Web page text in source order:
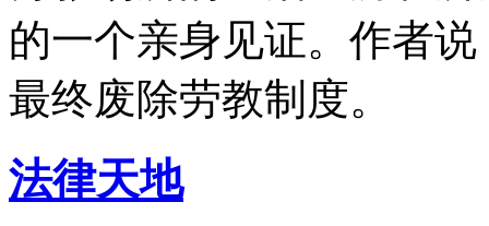
的一个亲身见证。作者
最终废除劳教制度。
法律天地